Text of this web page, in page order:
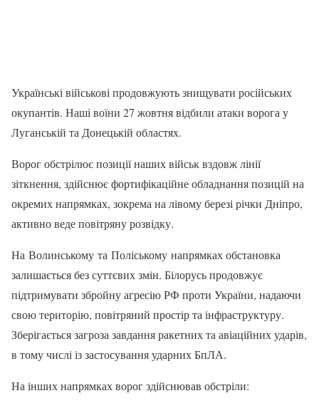
Українські військові продовжують знищувати російських
окупантів. Наші воїни 27 жовтня відбили атаки ворога у
Луганській та Донецькій областях.
Ворог обстрілює позиції наших військ вздовж лінії
зіткнення, здійснює фортифікаційне обладнання позицій на
окремих напрямках, зокрема на лівому березі річки Дніпро,
активно веде повітряну розвідку.
На Волинському та Поліському напрямках обстановка
залишається без суттєвих змін. Білорусь продовжує
підтримувати збройну агресію РФ проти України, надаючи
свою територію, повітряний простір та інфраструктуру.
Зберігається загроза завдання ракетних та авіаційних ударів,
в тому числі із застосування ударних БпЛА.
На інших напрямках ворог здійснював обстріли: